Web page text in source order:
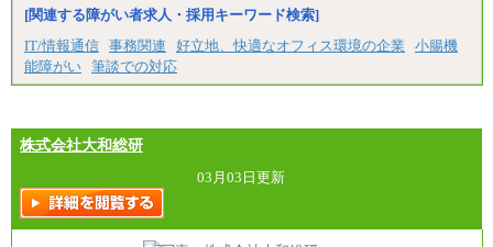
※試用期間中の条件変更：無
中途：
■正社員採用■
＜総合職＞
大学院博士 ： 月給345,700円～
高専・短大： 月給285,700円～
＜一般職＞
大学(学部・院)・高専（専攻科）： 月給253,100
円～
高専・短大： 月給248,100円～
※試用期間中の条件変更：無
[関連する障がい者求人・採用キーワード検索]
IT/情報通信 事務関連 好立地、快適なオフィス環境の企業
小腸機
能障がい 筆談での対応
株式会社大和総研
03月03日更新